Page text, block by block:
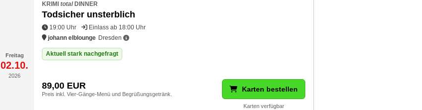
Freitag
02.10.
2026
KRIMI totalDINNER
Todsicher unsterblich
19:00 Uhr
Einlass ab 18:00 Uhr
johann elblounge Dresden
Aktuell stark nachgefragt
89,00 EUR
Preis inkl. Vier-Gänge-Menü und Begrüßungsgetränk.
Karten bestellen
Karten verfügbar